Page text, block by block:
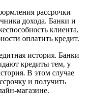
рассрочки
дохода. Банки и
клиента,
оплатить кредит.
история. Банки
кредиты тем, у
В этом случае
и получить
магазине.